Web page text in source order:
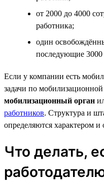
от 2000 до 4000
работника;
один
последующие 3000
Если у компании есть
задачи по мобилизационной
мобилизационный орган
работников. Структура и
определяются характером
Что делать,